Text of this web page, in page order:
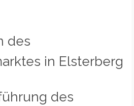
des
in Elsterberg
des